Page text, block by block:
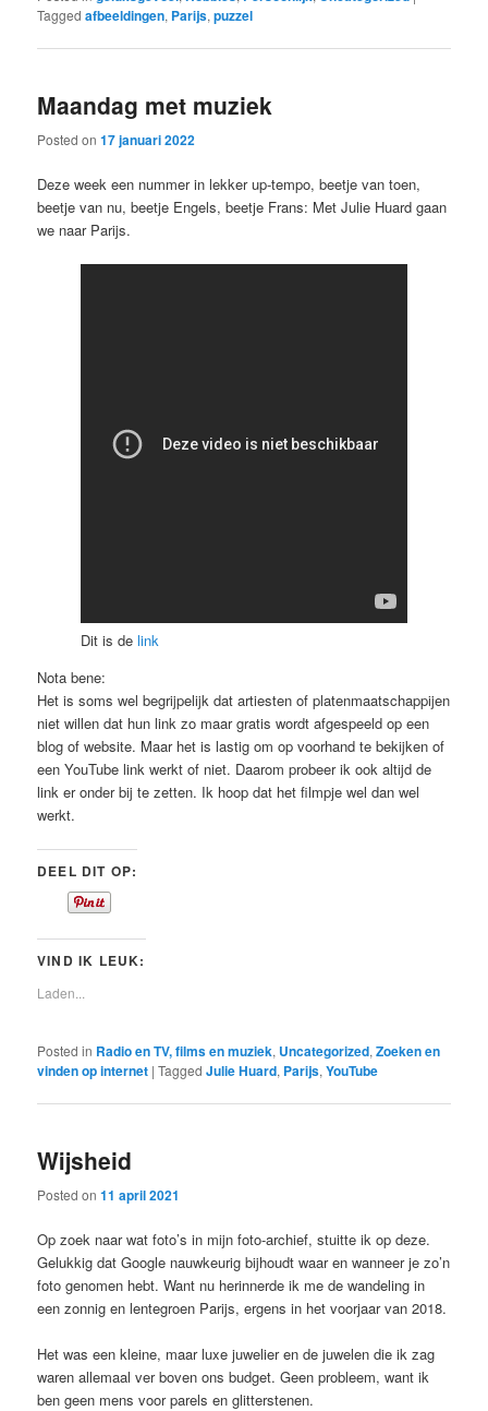
Tagged afbeeldingen, Parijs,puzzel
Maandag met muziek
Posted on17 januari 2022
Deze week een nummer in lekker up-tempo, beetje van toen,
beetje van nu, beetje Engels, beetje Frans: Met Julie Huard gaan
we naar Parijs.
Dit is de link
Nota bene:
Het is soms wel begrijpelijk dat artiesten of platenmaatschappijen
niet willen dat hun link zo maar gratis wordt afgespeeld op een
blog of website. Maar het is lastig om op voorhand te bekijken of
een YouTube link werkt of niet. Daarom probeer ik ook altijd de
link er onder bij te zetten. Ik hoop dat het filmpje wel dan wel
werkt.
DEEL DIT OP:
VIND IK LEUK:
Laden...
Posted in Radio en TV, films en muziek, Uncategorized,Zoeken en
vinden op internet |Tagged Julie Huard, Parijs,YouTube
Wijsheid
Posted on11 april 2021
Op zoek naar wat foto’s in mijn foto-archief, stuitte ik op deze.
Gelukkig dat Google nauwkeurig bijhoudt waar en wanneer je zo’n
foto genomen hebt. Want nu herinnerde ik me de wandeling in
een zonnig en lentegroen Parijs, ergens in het voorjaar van 2018.
Het was een kleine, maar luxe juwelier en de juwelen die ik zag
waren allemaal ver boven ons budget. Geen probleem, want ik
ben geen mens voor parels en glitterstenen.